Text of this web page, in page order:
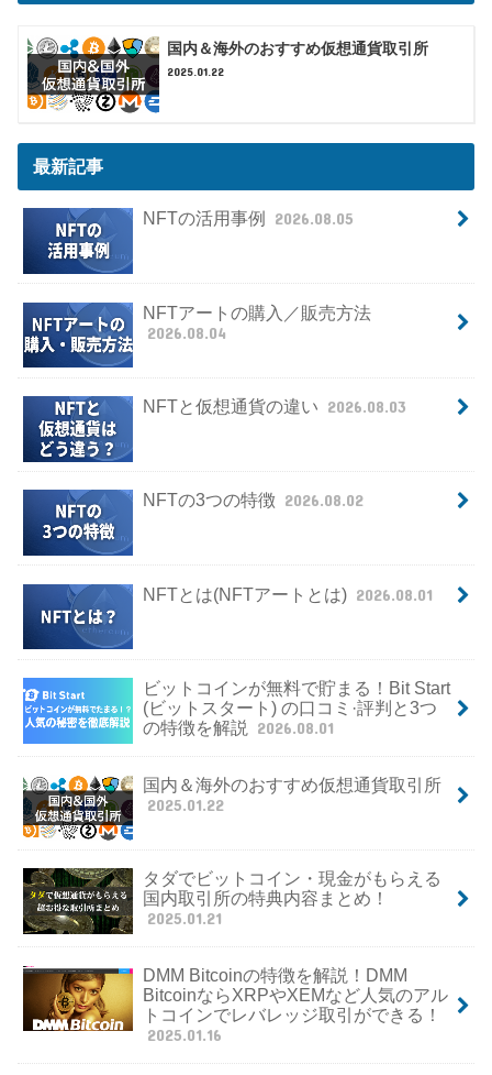
国内＆海外のおすすめ仮想通貨取引所
2025.01.22
最新記事
NFTの活用事例 2026.08.05
NFTアートの購入／販売方法
2026.08.04
NFTと仮想通貨の違い 2026.08.03
NFTの3つの特徴 2026.08.02
NFTとは(NFTアートとは) 2026.08.01
ビットコインが無料で貯まる！Bit Start
(ビットスタート) の口コミ·評判と3つ
の特徴を解説
2026.08.01
国内＆海外のおすすめ仮想通貨取引所
2025.01.22
タダでビットコイン・現金がもらえる
国内取引所の特典内容まとめ！
2025.01.21
DMM Bitcoinの特徴を解説！DMM
BitcoinならXRPやXEMなど人気のアル
トコインでレバレッジ取引ができる！
2025.01.16